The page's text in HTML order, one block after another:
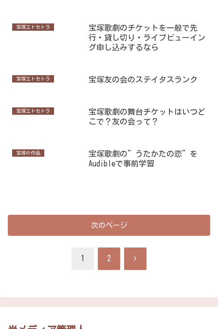
宝塚エトセトラ
宝塚歌劇のチケットを一般で先
行・貸し切り・ライブビューイン
グ申し込みするなら
宝塚エトセトラ 宝塚友の会のステイタスランク
宝塚エトセトラ
宝塚歌劇の舞台チケットはいつど
こで？友の会って？
宝塚の作品
宝塚歌劇の”うたかたの恋”を
Audibleで事前学習
次のページ
1 2 次